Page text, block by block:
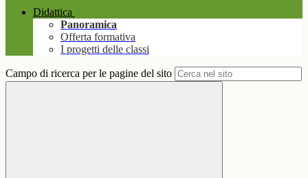
Didattica
Panoramica
Offerta formativa
I progetti delle classi
Campo di ricerca per le pagine del sito